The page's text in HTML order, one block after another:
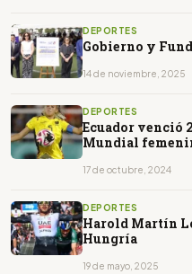
DEPORTES
Gobierno y
14 de noviembre, 2025
DEPORTES
Ecuador venció
Mundial
17 de octubre, 2024
DEPORTES
Harold Martín
Hungría
19 de mayo, 2025